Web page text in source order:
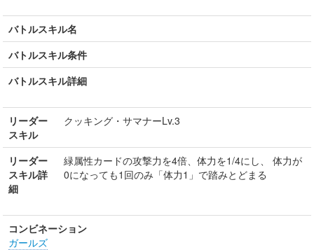
バトルスキル名
バトルスキル条件
バトルスキル詳細
リーダー
スキル
クッキング・サマナーLv.3
リーダー
スキル詳
細
緑属性カードの攻撃力を4倍、体力を1/4にし、 体力が
0になっても1回のみ「体力1」で踏みとどまる
コンビネーション
ガールズ